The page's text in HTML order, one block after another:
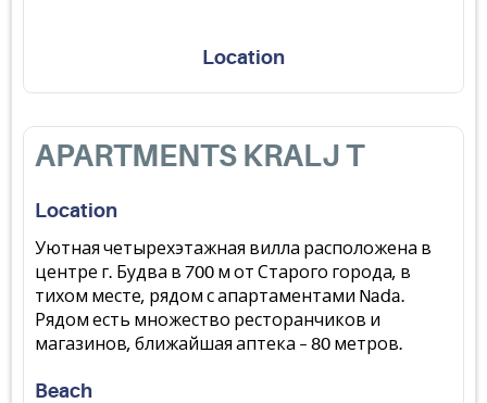
Location
APARTMENTS KRALJ T
Location
Уютная четырехэтажная вилла расположена в
центре г. Будва в 700 м от Старого города, в
тихом месте, рядом с апартаментами Nada.
Рядом есть множество ресторанчиков и
магазинов, ближайшая аптека – 80 метров.
Beach